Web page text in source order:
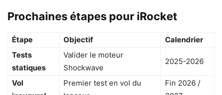
Prochaines étapes pour iRocket
Étape Objectif
Calendrier
Tests
statiques
Valider le moteur
Shockwave
2025-2026
Vol
Premier test en vol du
Fin 2026 /